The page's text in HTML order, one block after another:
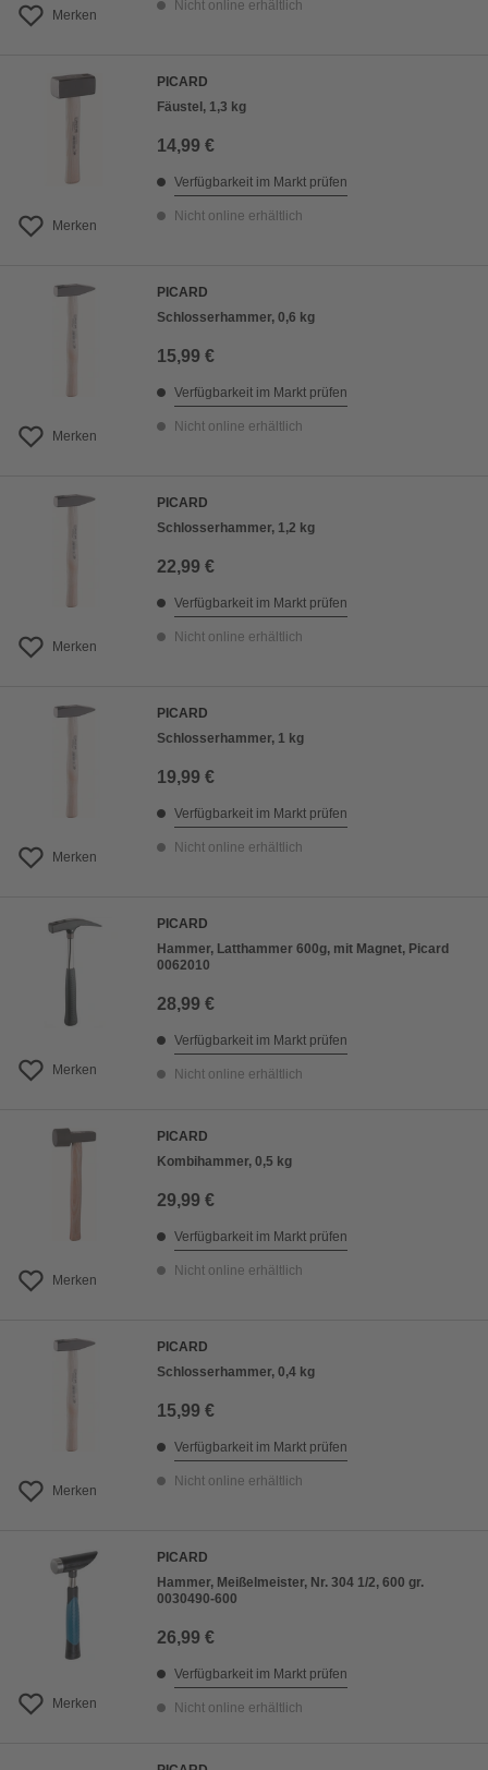
Merken
Nicht online erhältlich
Merken
PICARD
Fäustel, 1,3 kg
14,99 €
Verfügbarkeit im Markt prüfen
Nicht online erhältlich
Merken
PICARD
Schlosserhammer, 0,6 kg
15,99 €
Verfügbarkeit im Markt prüfen
Nicht online erhältlich
Merken
PICARD
Schlosserhammer, 1,2 kg
22,99 €
Verfügbarkeit im Markt prüfen
Nicht online erhältlich
Merken
PICARD
Schlosserhammer, 1 kg
19,99 €
Verfügbarkeit im Markt prüfen
Nicht online erhältlich
Merken
PICARD
Hammer, Latthammer 600g, mit Magnet, Picard
0062010
28,99 €
Verfügbarkeit im Markt prüfen
Nicht online erhältlich
Merken
PICARD
Kombihammer, 0,5 kg
29,99 €
Verfügbarkeit im Markt prüfen
Nicht online erhältlich
Merken
PICARD
Schlosserhammer, 0,4 kg
15,99 €
Verfügbarkeit im Markt prüfen
Nicht online erhältlich
Merken
PICARD
Hammer, Meißelmeister, Nr. 304 1/2, 600 gr.
0030490-600
26,99 €
Verfügbarkeit im Markt prüfen
Nicht online erhältlich